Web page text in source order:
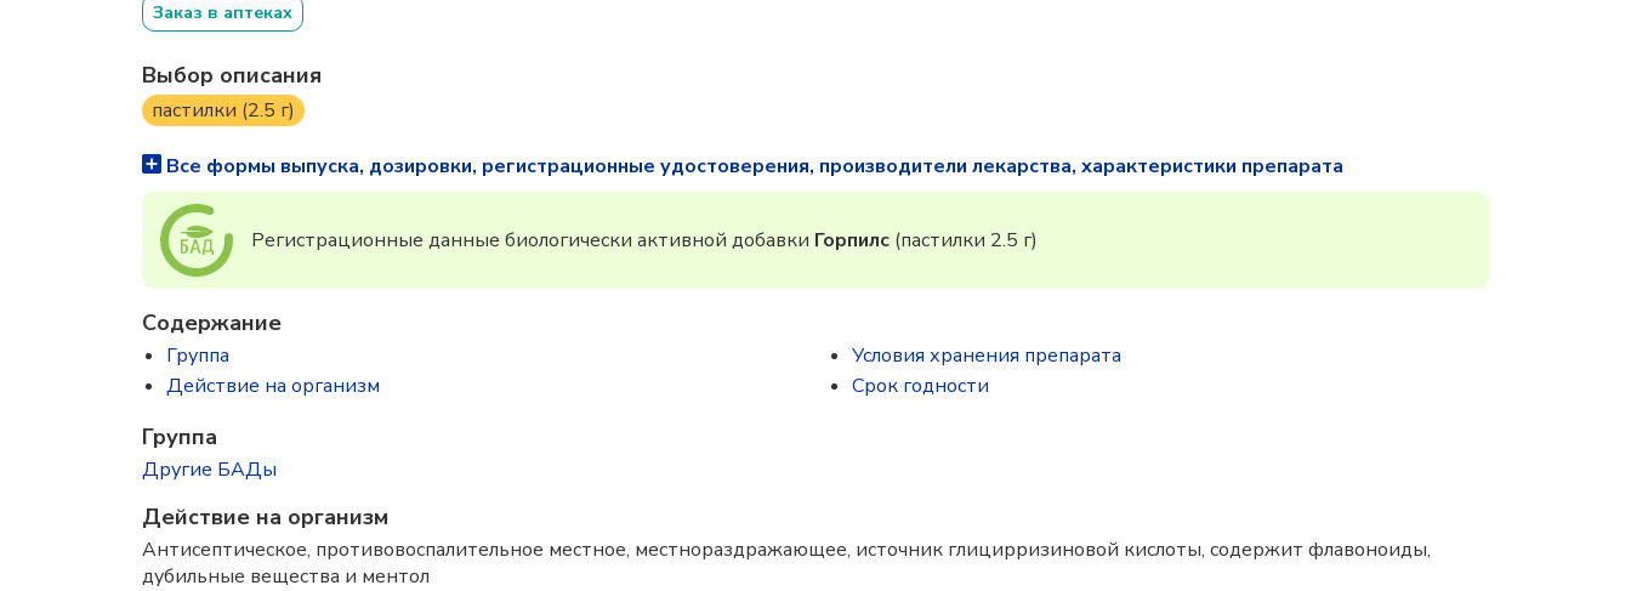
Заказ в аптеках
Выбор описания
пастилки (2.5 г)
Все формы выпуска, дозировки, регистрационные удостоверения, производители лекарства, характеристики препарата
Регистрационные данные биологически активной добавки Горпилс (пастилки 2.5 г)
Содержание
Группа
Действие на организм
Условия хранения препарата
Срок годности
Группа
Другие БАДы
Действие на организм
Антисептическое, противовоспалительное местное, местнораздражающее, источник глицирризиновой кислоты, содержит флавоноиды,
дубильные вещества и ментол